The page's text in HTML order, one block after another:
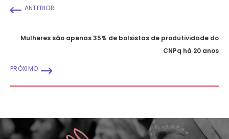
ANTERIOR
Mulheres são apenas 35% de bolsistas de produtividade do
CNPq há 20 anos
PRÓXIMO